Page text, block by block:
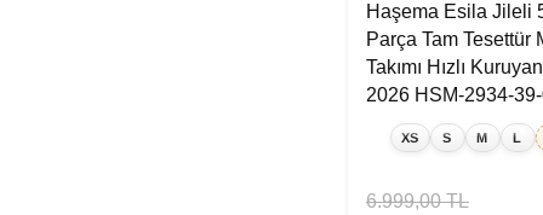
Haşema Esila Jileli
Parça Tam Tesettür
Takımı Hızlı
2026 HSM-2934-
Siyah Fuşya
XS S M L
6.999,00TL